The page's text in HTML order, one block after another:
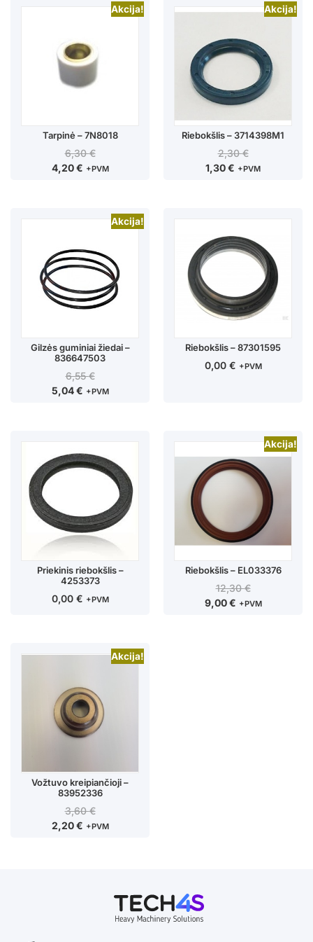
Akcija!
Tarpinė – 7N8018
6,30€
4,20€ +PVM
Akcija!
Riebokšlis – 3714398M1
2,30€
1,30€ +PVM
Akcija!
Gilzės guminiai žiedai –
836647503
6,55€
5,04€ +PVM
Riebokšlis – 87301595
0,00 € +PVM
Priekinis riebokšlis –
4253373
0,00 € +PVM
Akcija!
Riebokšlis – EL033376
12,30€
9,00€ +PVM
Akcija!
Vožtuvo kreipiančioji –
83952336
3,60€
2,20€ +PVM